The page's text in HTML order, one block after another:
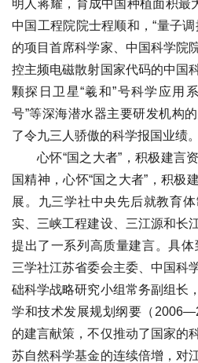
明人蒋耀，育成中国种植面积最
中国工程院院士程顺和，“量子
的项目首席科学家、中国科学院
控主频电磁散射国家代码的中国
颗探日卫星“羲和”号科学应用
号”等深海潜水器主要研发机构
了令九三人骄傲的科学报国业绩。
心怀“国之大者”，积极建言
国精神，心怀“国之大者”，积极
展。九三学社中央先后就教育
实、三峡工程建设、三江源和长
提出了一系列高质量建言。具
三学社江苏省委会主委、中国科
础科学战略研究小组常务副组长
学和技术发展规划纲要（
的建言献策，不仅推动了国家的
苏自然科学基金的连续倍增，对